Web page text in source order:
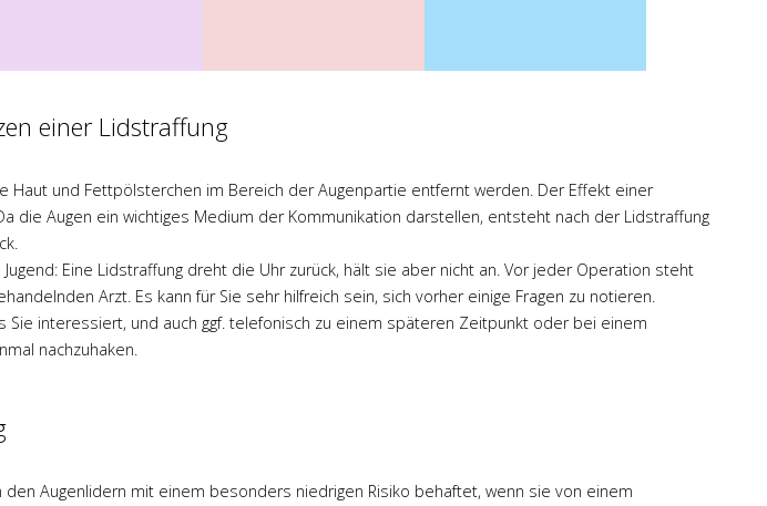
war von
war kaum Brustgewebe
Harte Worte, aber
es war so. Prof. Dr. med.
hat mir in zwei
mir wieder eine
geschenkt. Nie hätte ich
nochmal mich im
zu betrachten und
Ergebnis nach Liposuktion an
den Knien sehr
super Klinik. Alle sehr
aufmerksam. 100%
vertrauenswürdiger Arzt. Hab
einer Lidstraffung
Haut und Fettpölsterchen im Bereich der Augenpartie entfernt werden. Der Effekt einer
die Augen ein wichtiges Medium der Kommunikation darstellen, entsteht nach der Lidstraffung
Eine Lidstraffung dreht die Uhr zurück, hält sie aber nicht an. Vor jeder Operation steht
Arzt. Es kann für Sie sehr hilfreich sein, sich vorher einige Fragen zu notieren.
Sie interessiert, und auch ggf. telefonisch zu einem späteren Zeitpunkt oder bei einem
nachzuhaken.
Augenlidern mit einem besonders niedrigen Risiko behaftet, wenn sie von einem